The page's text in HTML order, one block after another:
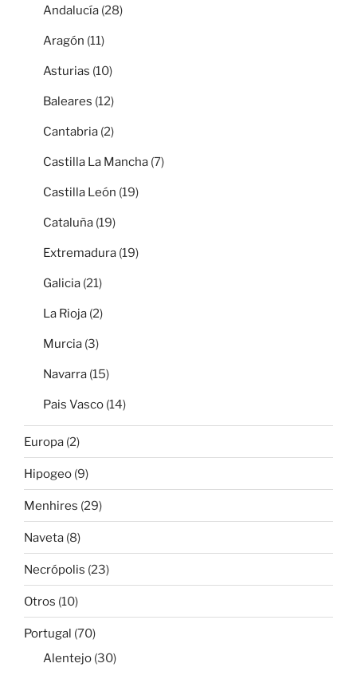
Andalucía (28)
Aragón (11)
Asturias (10)
Baleares (12)
Cantabria (2)
Castilla La Mancha (7)
Castilla León (19)
Cataluña (19)
Extremadura (19)
Galicia (21)
La Rioja (2)
Murcia (3)
Navarra (15)
Pais Vasco (14)
Europa (2)
Hipogeo (9)
Menhires (29)
Naveta (8)
Necrópolis (23)
Otros (10)
Portugal (70)
Alentejo (30)